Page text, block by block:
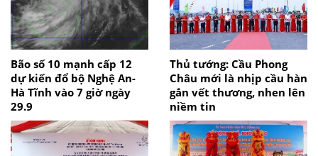
Bão số 10 mạnh cấp 12
dự kiến đổ bộ Nghệ An-
Hà Tĩnh vào 7 giờ ngày
29.9
Thủ tướng: Cầu Phong
Châu mới là nhịp cầu hàn
gắn vết thương, nhen lên
niềm tin